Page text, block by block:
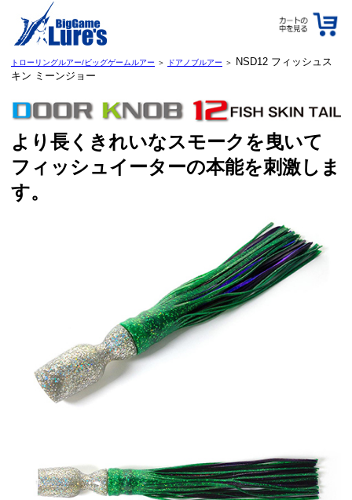
トローリングルアー/ビッグゲームルアー ＞ ドアノブルアー ＞
NSD12 フィッシュス
キン ミーンジョー
より長くきれいなスモークを曳いて
フィッシュイーターの本能を刺激しま
す。